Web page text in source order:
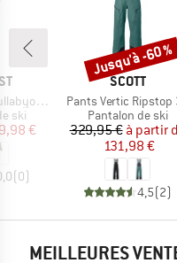
ski
réduit
€
(0)
MARQUE
SCOTT
Article
Pants Vertic Ripstop
Product group
Pantalon de ski
Prix
329,95 € Prix
à partir
131,98 €
4,5(2)
Remise
Jusqu'à -60 %
MEILLEURES